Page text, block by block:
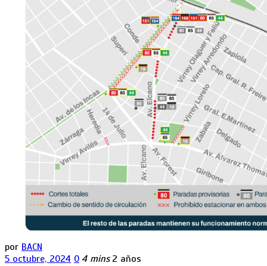
por BACN
5 octubre, 2024 0 4 mins 2 años